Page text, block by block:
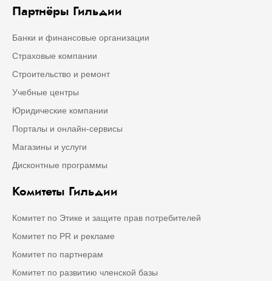
Партнёры Гильдии
Банки и финансовые организации
Страховые компании
Строительство и ремонт
Учебные центры
Юридические компании
Порталы и онлайн-сервисы
Магазины и услуги
Дисконтные программы
Комитеты Гильдии
Комитет по Этике и защите прав потребителей
Комитет по PR и рекламе
Комитет по партнерам
Комитет по развитию членской базы